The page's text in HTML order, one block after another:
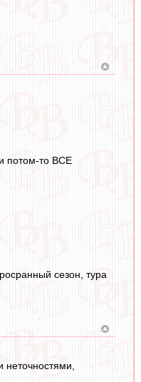
потом-то ВСЕ
сезон, тура